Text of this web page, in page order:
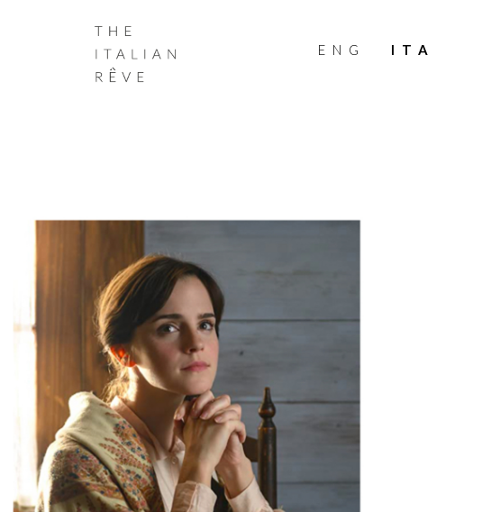
ITALIAN
RÊVE
ENG ITA